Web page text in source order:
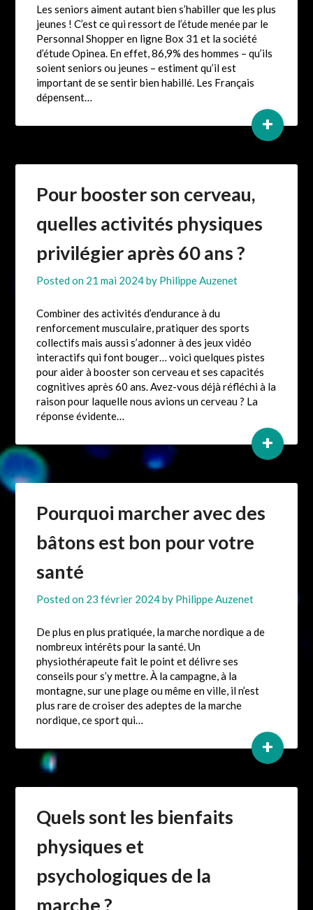
Les seniors aiment autant bien s’habiller que les plus
jeunes ! C’est ce qui ressort de l’étude menée par le
Personnal Shopper en ligne Box 31 et la société
d’étude Opinea. En effet, 86,9% des hommes – qu’ils
soient seniors ou jeunes – estiment qu’il est
important de se sentir bien habillé. Les Français
dépensent…
+
Pour booster son cerveau,
quelles activités physiques
privilégier après 60 ans ?
Posted on 21 mai 2024by Philippe Auzenet
Combiner des activités d’endurance à du
renforcement musculaire, pratiquer des sports
collectifs mais aussi s’adonner à des jeux vidéo
interactifs qui font bouger… voici quelques pistes
pour aider à booster son cerveau et ses capacités
cognitives après 60 ans. Avez-vous déjà réfléchi à la
raison pour laquelle nous avions un cerveau ? La
réponse évidente…
+
Pourquoi marcher avec des
bâtons est bon pour votre
santé
Posted on 23 février 2024by Philippe Auzenet
De plus en plus pratiquée, la marche nordique a de
nombreux intérêts pour la santé. Un
physiothérapeute fait le point et délivre ses
conseils pour s’y mettre. À la campagne, à la
montagne, sur une plage ou même en ville, il n’est
plus rare de croiser des adeptes de la marche
nordique, ce sport qui…
+
Quels sont les bienfaits
physiques et
psychologiques de la
marche ?